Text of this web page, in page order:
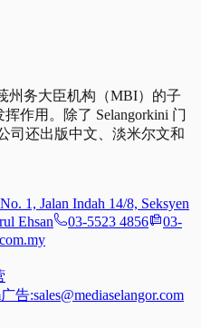
州务大臣机构（MBI）的子
作用。除了 Selangorkini 门
司还出版中文、淡米尔文和
1, Jalan Indah 14/8, Seksyen
Ehsan
03-5523 4856
03-
广告:sales@mediaselangor.com